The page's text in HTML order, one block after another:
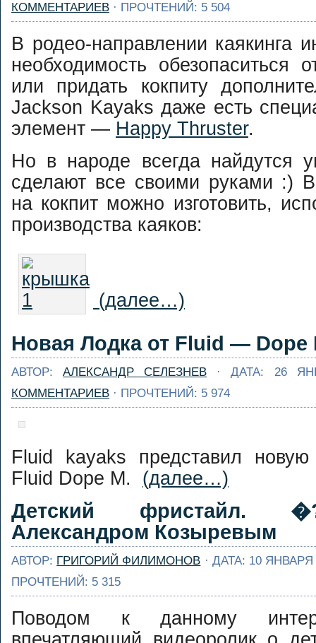
КОММЕНТАРИЕВ · ПРОЧТЕНИЙ: 5 504
В родео-направлении каякинга
необходимость обезопаситься
или придать кокпиту
Jackson Kayaks даже есть
элемент — Happy Thruster.
Но в народе всегда найдутся
сделают все своими руками :)
на кокпит можно изготовить,
производства каяков:
(далее…)
Новая Лодка от Fluid — Dope
АВТОР:АЛЕКСАНДР СЕЛЕЗНЕВ · ДАТА: 26
КОММЕНТАРИЕВ · ПРОЧТЕНИЙ: 5 974
Fluid kayaks представил
Fluid Dope M. (далее…)
Детский фристайл.
Александром Козыревым
АВТОР: ГРИГОРИЙ ФИЛИМОНОВ · ДАТА: 10 ЯНВАРЯ
ПРОЧТЕНИЙ: 5 315
Поводом к данному